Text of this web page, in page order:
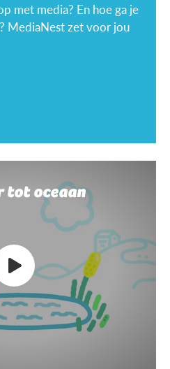
met media? En hoe ga je
MediaNest zet voor jou
tot oceaan